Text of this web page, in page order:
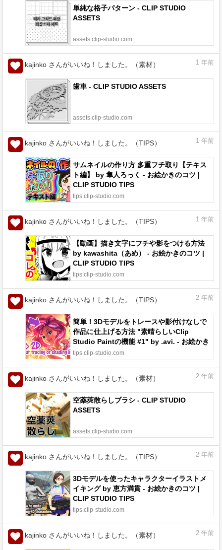
単純な格子パターン - CLIP STUDIO
ASSETS
assets.clip-studio.com
kajinko さんがいいね！しました。（素材） 1 年前
歯車 - CLIP STUDIO ASSETS
assets.clip-studio.com
kajinko さんがいいね！しました。（TIPS） 1 年前
サムネイルの作り方 多重フチ取り【テキス
ト編】 by 隼人ろっく - お絵かきのコツ |
CLIP STUDIO TIPS
tips.clip-studio.com
kajinko さんがいいね！しました。（TIPS） 1 年前
【動画】描き文字にフチや影をつける方法
by kawashita（あめ） - お絵かきのコツ |
CLIP STUDIO TIPS
tips.clip-studio.com
kajinko さんがいいね！しました。（TIPS） 2 年前
簡単！3Dモデルをトレースや影付けなしで
作品に仕上げる方法 "素晴らしいClip
Studio Paintの機能 #1" by .avi. - お絵かき
のコツ | CLIP STUDIO TIPS
tips.clip-studio.com
kajinko さんがいいね！しました。（素材） 2 年前
空薬莢散らしブラシ - CLIP STUDIO
ASSETS
assets.clip-studio.com
kajinko さんがいいね！しました。（TIPS） 2 年前
3Dモデルを使ったキャラクターイラストメ
イキング by 恵方満貫 - お絵かきのコツ |
CLIP STUDIO TIPS
tips.clip-studio.com
kajinko さんがいいね！しました。（素材） 2 年前